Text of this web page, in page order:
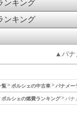
ンキング
ンキング
▲パナ
覧 ポルシェの中古車 パナメー
ポルシェの燃費ランキング パナ